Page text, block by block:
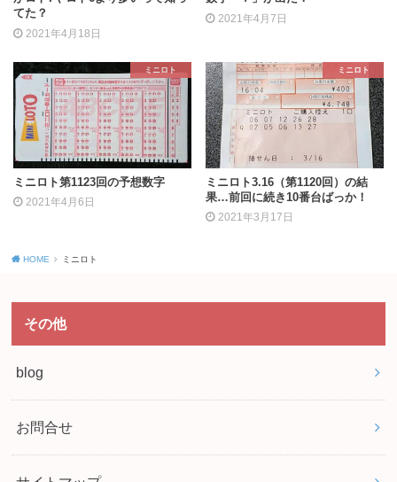
てた？
2021年4月18日
2021年4月7日
ミニロト
ミニロト第1123回の予想数字
2021年4月6日
ミニロト
ミニロト3.16（第1120回）の結
果…前回に続き10番台ばっか！
2021年3月17日
HOME ミニロト
その他
blog
お問合せ